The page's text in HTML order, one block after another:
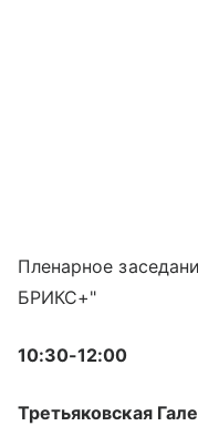
Пленарное
БРИКС+"
10:30-12:00
Третьяковская